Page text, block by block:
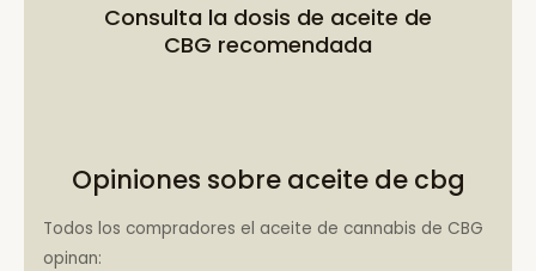
Consulta la dosis de aceite de
CBG recomendada
Opiniones sobre aceite de cbg
Todos los compradores el aceite de cannabis de CBG
opinan: